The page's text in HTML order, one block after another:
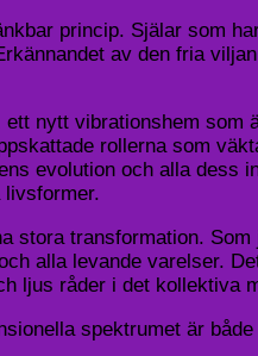
princip. Själar som
av den fria
nytt vibrationshem
rollerna som
evolution och alla dess
livsformer.
stora transformation.
alla levande varelser.
ljus råder i det kollektiva
spektrumet är